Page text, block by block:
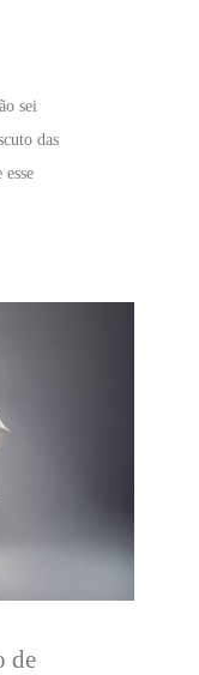
sei
das
de